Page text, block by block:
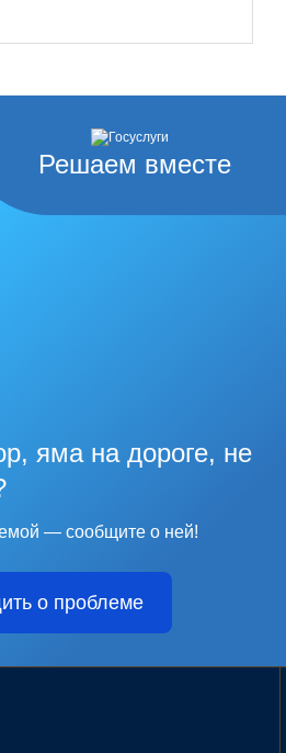
Решаем вместе
яма на дороге, не
— сообщите о ней!
о проблеме